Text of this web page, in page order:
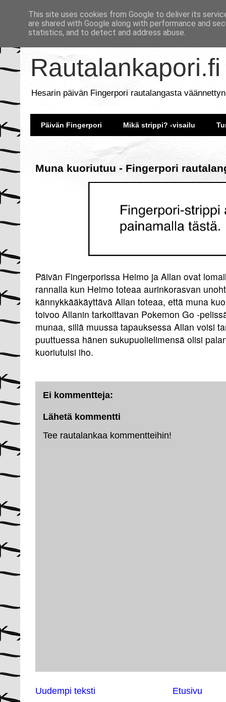
Rautalankapori.fi
Hesarin päivän Fingerpori rautalangasta
Päivän Fingerpori Mikä strippi? -visailu
Muna kuoriutuu - Fingerpori
Päivän Fingerporissa Heimo ja Allan ovat
rannalla kun Heimo toteaa aurinkorasvan
kännykkääkäyttävä Allan toteaa, että muna
toivoo Allanin tarkoittavan Pokemon Go -
munaa, sillä muussa tapauksessa Allan voisi
puuttuessa hänen sukupuolielimensä olisi
kuoriutuisi iho.
Ei kommentteja:
Lähetä kommentti
Tee rautalankaa kommentteihin!
Uudempi teksti Etusivu
This site uses cookies from Google to deliver its
are shared with Google along with performance and
statistics, and to detect and address abuse.